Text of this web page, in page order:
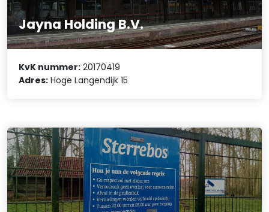
Jayna Holding B.V.
KvK nummer: 20170419
Adres: Hoge Langendijk 15